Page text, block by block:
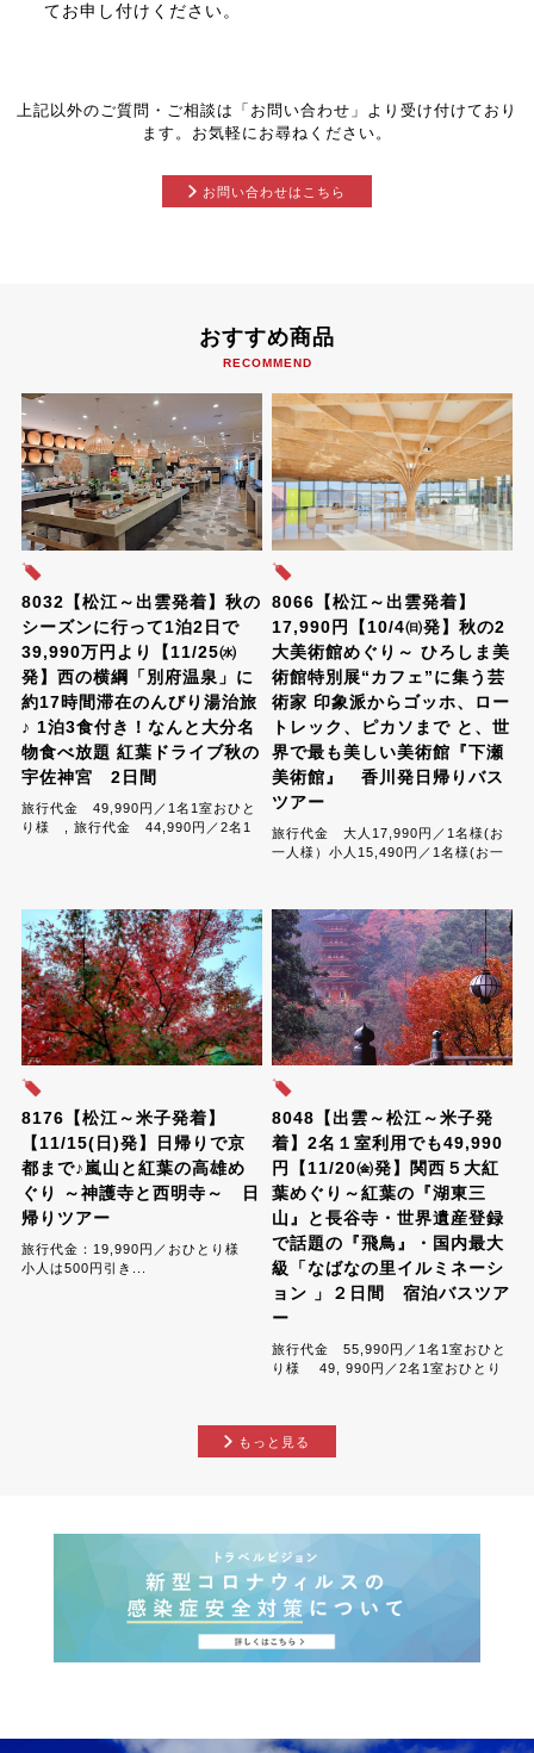
てお申し付けください。
上記以外のご質問・ご相談は「お問い合わせ」より受け付けており
ます。お気軽にお尋ねください。
お問い合わせはこちら
おすすめ商品
RECOMMEND
8032【松江～出雲発着】秋の
シーズンに行って1泊2日で
39,990万円より【11/25㈬
発】西の横綱「別府温泉」に
約17時間滞在のんびり湯治旅
♪ 1泊3食付き！なんと大分名
物食べ放題 紅葉ドライブ秋の
宇佐神宮 2日間
旅行代金 49,990円／1名1室おひと
り様 , 旅行代金 44,990円／2名1
8066【松江～出雲発着】
17,990円【10/4㈰発】秋の2
大美術館めぐり～ ひろしま美
術館特別展“カフェ”に集う芸
術家 印象派からゴッホ、ロー
トレック、ピカソまで と、世
界で最も美しい美術館『下瀬
美術館』 香川発日帰りバス
ツアー
旅行代金 大人17,990円／1名様(お
一人様）小人15,490円／1名様(お一
8176【松江～米子発着】
【11/15(日)発】日帰りで京
都まで♪嵐山と紅葉の高雄め
ぐり ～神護寺と西明寺～ 日
帰りツアー
旅行代金：19,990円／おひとり様
小人は500円引き...
8048【出雲～松江～米子発
着】2名１室利用でも49,990
円【11/20㈮発】関西５大紅
葉めぐり～紅葉の『湖東三
山』と長谷寺・世界遺産登録
で話題の『飛鳥』・国内最大
級「なばなの里イルミネーシ
ョン 」２日間 宿泊バスツア
ー
旅行代金 55,990円／1名1室おひと
り様 49, 990円／2名1室おひとり
もっと見る